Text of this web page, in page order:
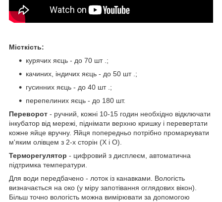
Місткість:
курячих яєць - до 70 шт .;
качиних, індичих яєць - до 50 шт .;
гусинних яєць - до 40 шт .;
перепелиних яєць - до 180 шт.
Переворот - ручний, кожні 10-15 годин необхідно відключати
інкубатор від мережі, піднімати верхню кришку і перевертати
кожне яйце вручну. Яйця попередньо потрібно промаркувати
м'яким олівцем з 2-х сторін (Х і О).
Терморегулятор - цифровий з дисплеєм, автоматична
підтримка температури.
Для води передбачено - лоток із канавками. Вологість
визначається на око (у міру запотівання оглядових вікон).
Більш точно вологість можна вимірювати за допомогою